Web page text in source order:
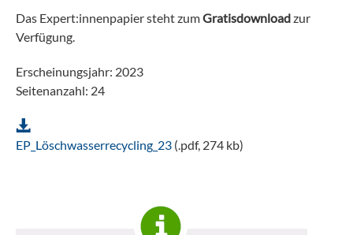
Das Expert:innenpapier steht zumGratisdownloadzur
Verfügung.
Erscheinungsjahr: 2023
Seitenanzahl: 24
EP_Löschwasserrecycling_23 (.pdf, 274 kb)